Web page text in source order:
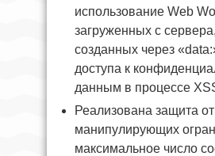
использование Web
загруженных с
созданных через
доступа к
данным в процессе
Реализована защита от
манипулирующих
максимальное число